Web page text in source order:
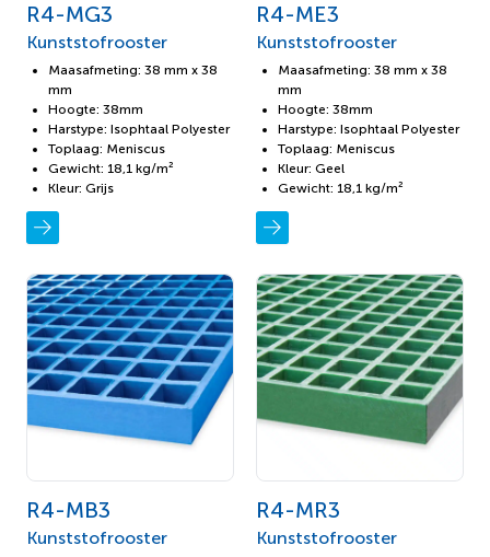
R4-MG3
Kunststofrooster
Maasafmeting: 38 mm x 38
mm
Hoogte: 38mm
Harstype: Isophtaal Polyester
Toplaag: Meniscus
Gewicht: 18,1 kg/m²
Kleur: Grijs
R4-ME3
Kunststofrooster
Maasafmeting: 38 mm x 38
mm
Hoogte: 38mm
Harstype: Isophtaal Polyester
Toplaag: Meniscus
Kleur: Geel
Gewicht: 18,1 kg/m²
R4-MB3
Kunststofrooster
R4-MR3
Kunststofrooster